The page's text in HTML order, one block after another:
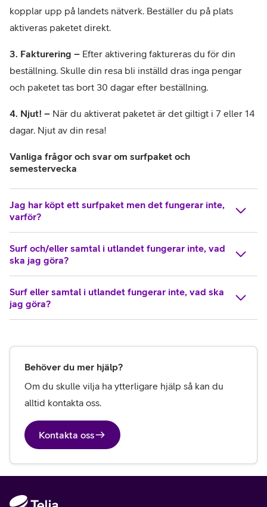
kopplar upp på landets nätverk. Beställer du på plats
aktiveras paketet direkt.
3. Fakturering – Efter aktivering faktureras du för din
beställning. Skulle din resa bli inställd dras inga pengar
och paketet tas bort 30 dagar efter beställning.
4. Njut! – När du aktiverat paketet är det giltigt i 7 eller 14
dagar. Njut av din resa!
Vanliga frågor och svar om surfpaket och
semestervecka
Jag har köpt ett surfpaket men det fungerar inte,
varför?
Surf och/eller samtal i utlandet fungerar inte, vad
ska jag göra?
Surf eller samtal i utlandet fungerar inte, vad ska
jag göra?
Behöver du mer hjälp?
Om du skulle vilja ha ytterligare hjälp så kan du
alltid kontakta oss.
Kontakta oss